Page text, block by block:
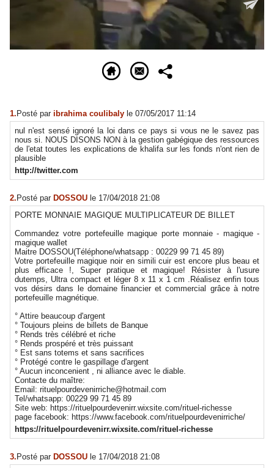
1. Posté par ibrahima coulibaly le 07/05/2017 11:14
nul n'est sensé ignoré la loi dans ce pays si vous ne le savez pas
nous si. NOUS DISONS NON à la gestion gabégique des ressources
de l'etat toutes les explications de khalifa sur les fonds n'ont rien de
plausible
http://twitter.com
2. Posté par DOSSOU le 17/04/2018 21:08
PORTE MONNAIE MAGIQUE MULTIPLICATEUR DE BILLET
Commandez votre portefeuille magique porte monnaie - magique -
magique wallet
Maitre DOSSOU(Téléphone/whatsapp : 00229 99 71 45 89)
Votre portefeuille magique noir en simili cuir est encore plus beau et
plus efficace !, Super pratique et magique! Résister à l'usure
dutemps, Ultra compact et léger 8 x 11 x 1 cm .Réalisez enfin tous
vos désirs dans le domaine financier et commercial grâce à notre
portefeuille magnétique.
° Attire beaucoup d'argent
° Toujours pleins de billets de Banque
° Rends très célébré et riche
° Rends prospéré et très puissant
° Est sans totems et sans sacrifices
° Protégé contre le gaspillage d'argent
° Aucun inconcenient , ni alliance avec le diable.
Contacte du maître:
Email: rituelpourdevenirriche@hotmail.com
Tel/whatsapp: 00229 99 71 45 89
Site web: https://rituelpourdevenirr.wixsite.com/rituel-richesse
page facebook: https://www.facebook.com/rituelpourdevenirriche/
https://rituelpourdevenirr.wixsite.com/rituel-richesse
3.Posté par DOSSOU le 17/04/2018 21:08